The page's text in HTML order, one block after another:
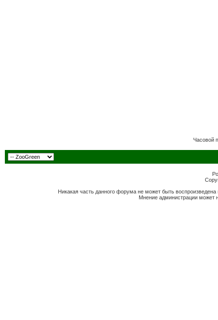
Часовой
Никакая часть данного форума не может быть
Мнение администрации может